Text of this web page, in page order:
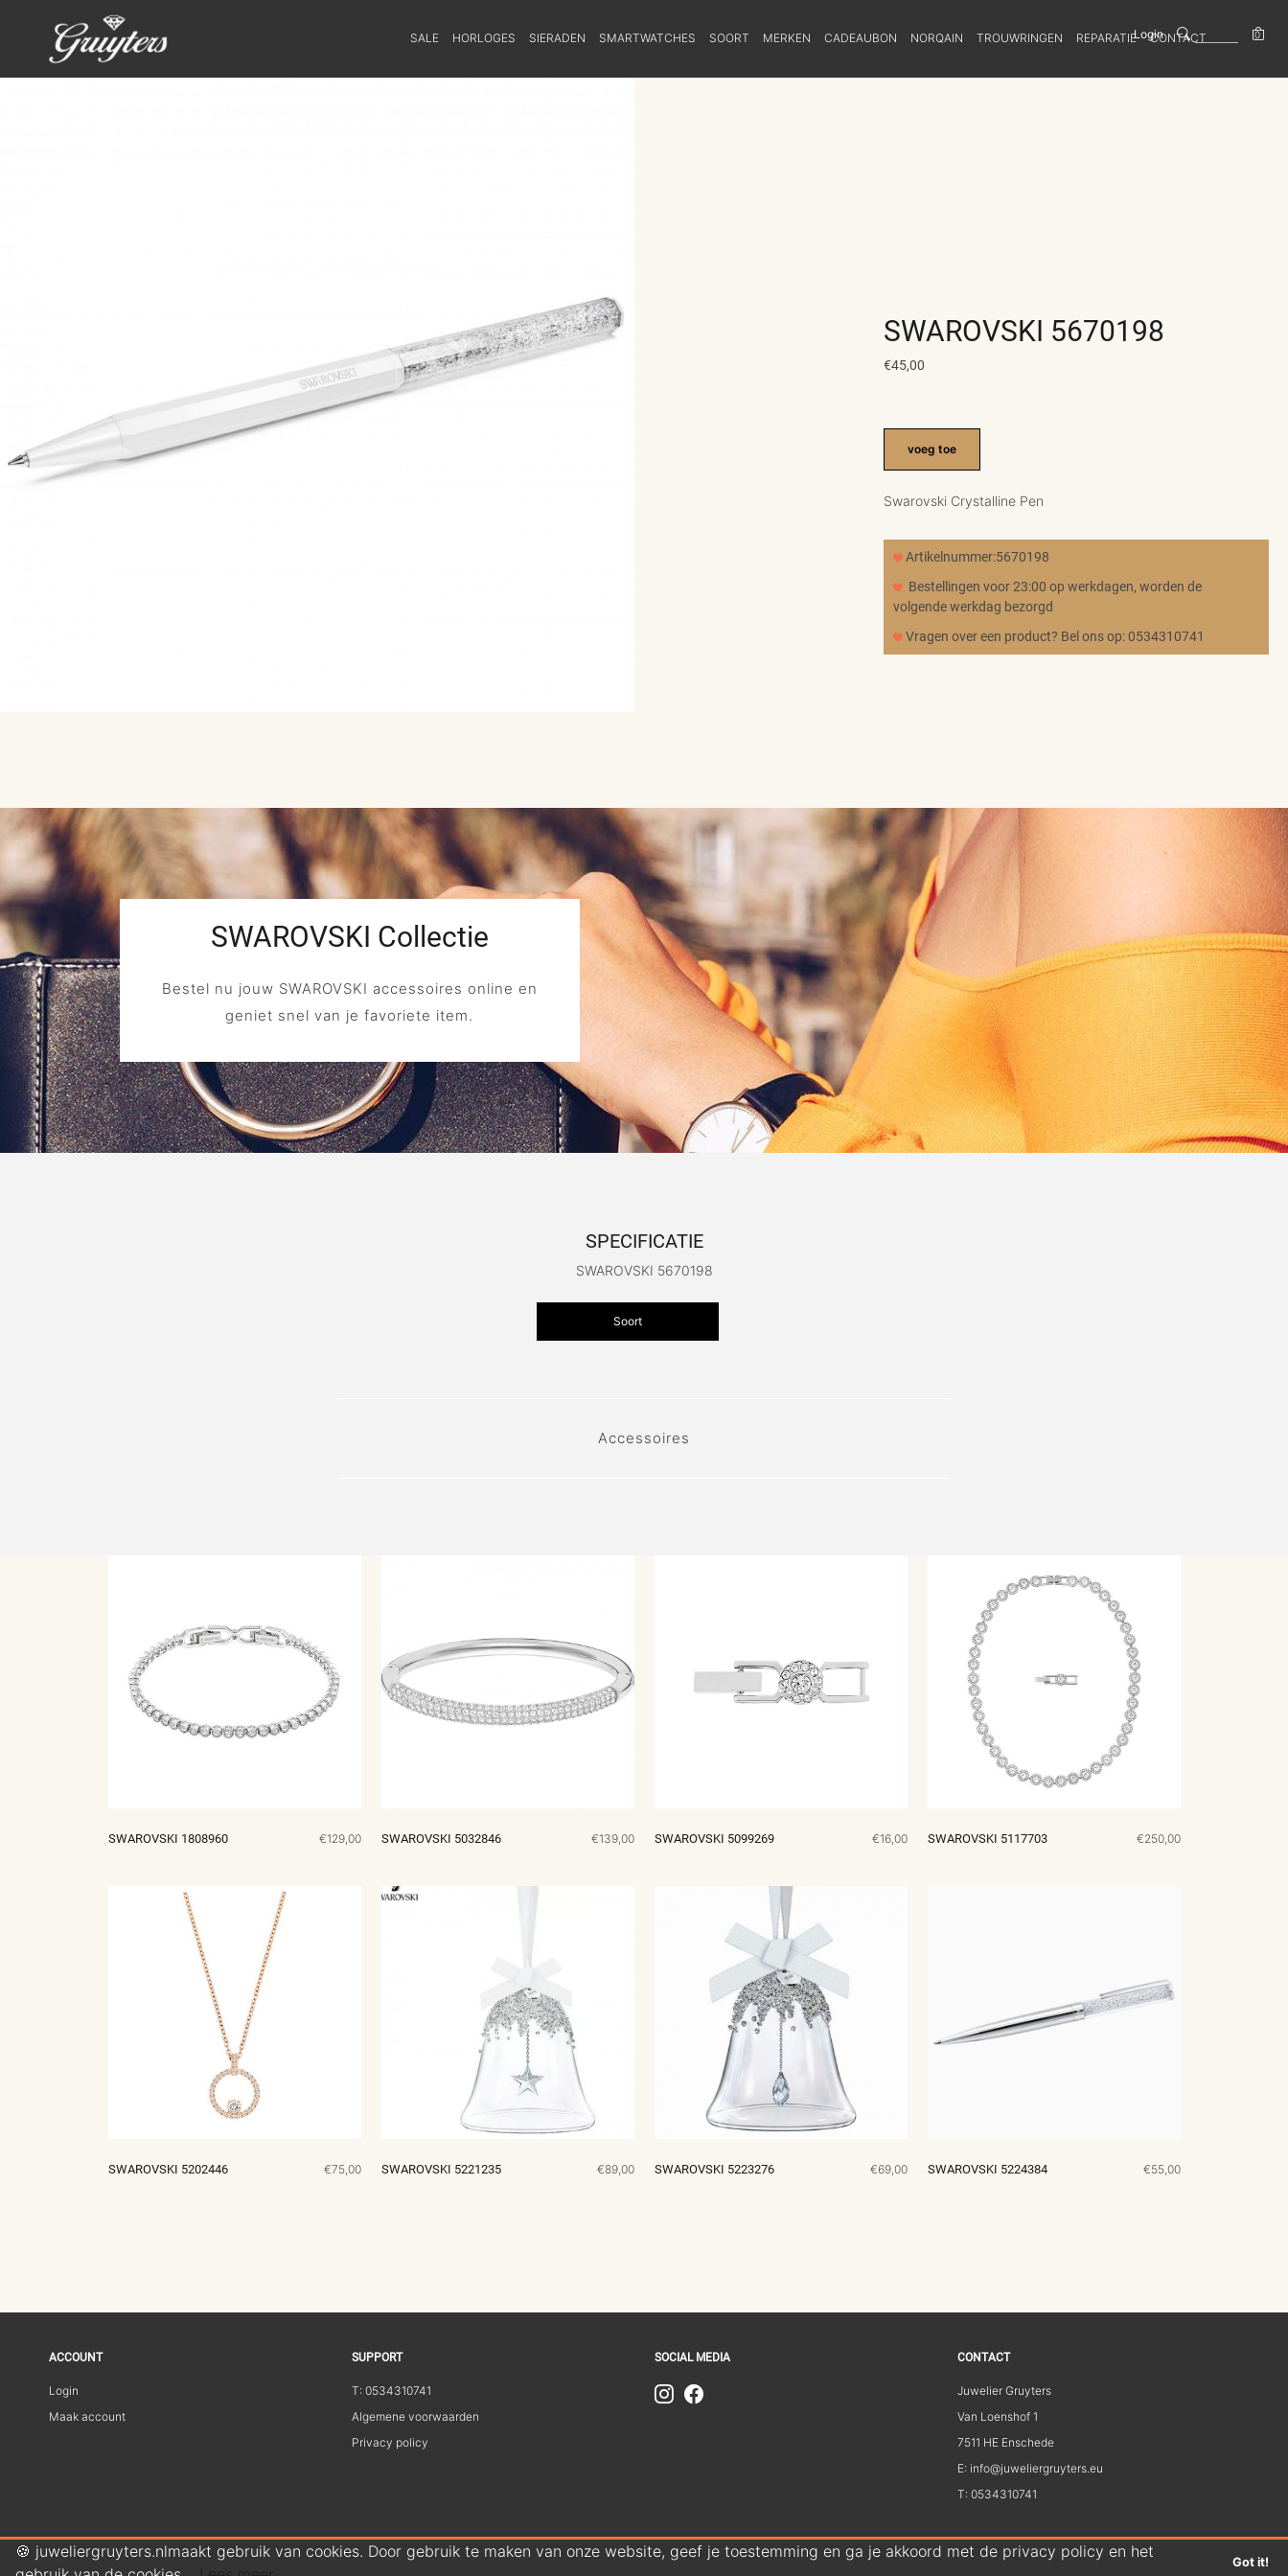
MERKEN
SALE HORLOGES SIERADEN SMARTWATCHES SOORT MERKEN CADEAUBON NORQAIN TROUWRINGEN REPARATIE CONTACT
Login 0
SWAROVSKI 5670198
€45,00
voeg toe
Swarovski Crystalline Pen
Artikelnummer:5670198
Bestellingen voor 23:00 op werkdagen, worden de
volgende werkdag bezorgd
Vragen over een product? Bel ons op: 0534310741
SWAROVSKI Collectie
Bestel nu jouw SWAROVSKI accessoires online en
geniet snel van je favoriete item.
SPECIFICATIE
SWAROVSKI 5670198
Soort
Accessoires
SWAROVSKI 1808960 €129,00 SWAROVSKI 5032846 €139,00 SWAROVSKI 5099269 €16,00 SWAROVSKI 5117703 €250,00
SWAROVSKI 5202446 €75,00 SWAROVSKI 5221235 €89,00 SWAROVSKI 5223276 €69,00 SWAROVSKI 5224384 €55,00
ACCOUNT
Login
Maak account
SUPPORT
T: 0534310741
Algemene voorwaarden
Privacy policy
SOCIAL MEDIA CONTACT
Juwelier Gruyters
Van Loenshof 1
7511 HE Enschede
E: info@juweliergruyters.eu
T: 0534310741
🍪 juweliergruyters.nlmaakt gebruik van cookies. Door gebruik te maken van onze website, geef je toestemming en ga je akkoord met de privacy policy en het
Got it!